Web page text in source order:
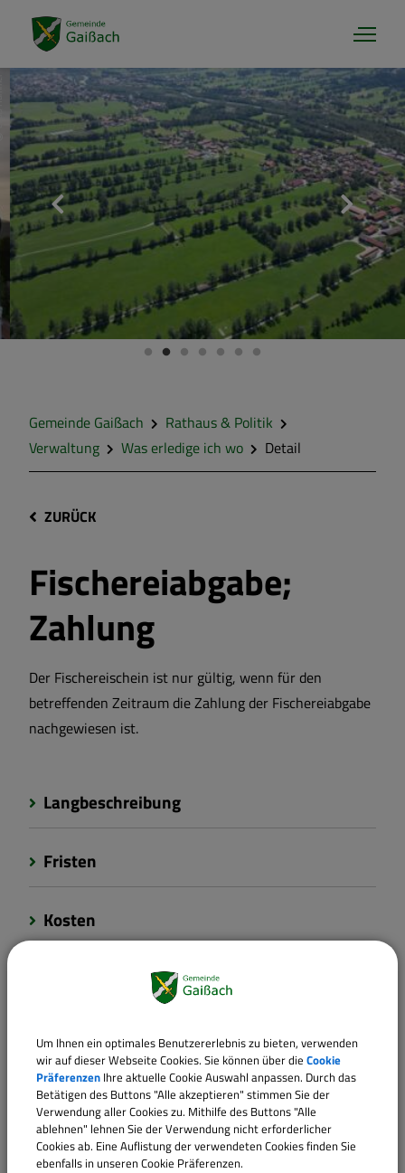
Gemeinde Gaißach
Rathaus & Politik
Verwaltung
Was erledige ich wo Detail
ZURÜCK
Fischereiabgabe;
Zahlung
Der Fischereischein ist nur gültig, wenn für den
betreffenden Zeitraum die Zahlung der Fischereiabgabe
nachgewiesen ist.
Langbeschreibung
Fristen
Kosten
Rechtsgrundlagen
Verantwortliche Behörde
Um Ihnen ein optimales Benutzererlebnis zu bieten, verwenden
wir auf dieser Webseite Cookies. Sie können über die Cookie
Präferenzen Ihre aktuelle Cookie Auswahl anpassen. Durch das
Betätigen des Buttons "Alle akzeptieren" stimmen Sie der
Verwendung aller Cookies zu. Mithilfe des Buttons "Alle
ablehnen" lehnen Sie der Verwendung nicht erforderlicher
Cookies ab. Eine Auflistung der verwendeten Cookies finden Sie
ebenfalls in unseren Cookie Präferenzen.